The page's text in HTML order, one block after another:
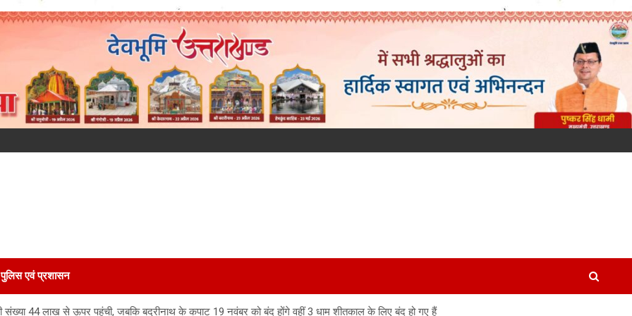
पुलिस एवं प्रशासन
संख्या 44 लाख से ऊपर पहुंची, जबकि बद्रीनाथ के कपाट 19 नवंबर को बंद होंगे वहीं 3 धाम शीतकाल के लिए बंद हो गए हैं